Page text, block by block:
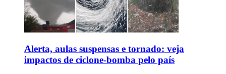
Alerta, aulas suspensas e tornado: veja
impactos de ciclone-bomba pelo país